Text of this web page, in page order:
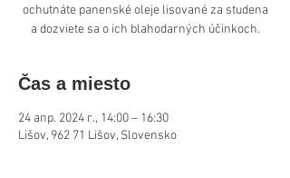
ochutnáte panenské oleje lisované za studena
a dozviete sa o ich blahodarných účinkoch.
Čas a miesto
24 апр. 2024 г., 14:00 – 16:30
Lišov, 962 71 Lišov, Slovensko